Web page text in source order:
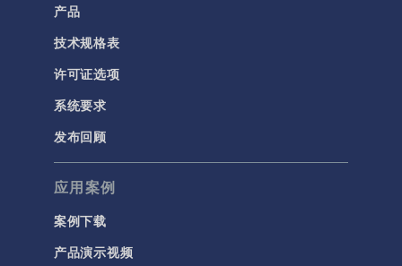
电磁学
RF 与微波工程
低频电磁学
半导体器件
带电粒子追踪
波动光学
等离子体物理
产品
技术规格表
许可证选项
系统要求
发布回顾
应用案例
案例下载
产品演示视频